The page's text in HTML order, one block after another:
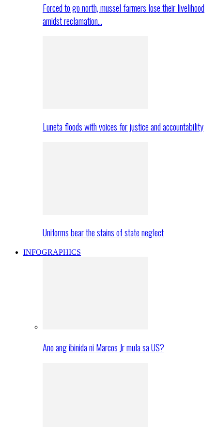
Forced to go north, mussel farmers lose their livelihood
amidst reclamation…
Luneta floods with voices for justice and accountability
Uniforms bear the stains of state neglect
INFOGRAPHICS
Ano ang ibinida ni Marcos Jr mula sa US?